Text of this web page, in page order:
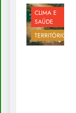
CLIMA E
SAÚDE
TERRITÓRIOS